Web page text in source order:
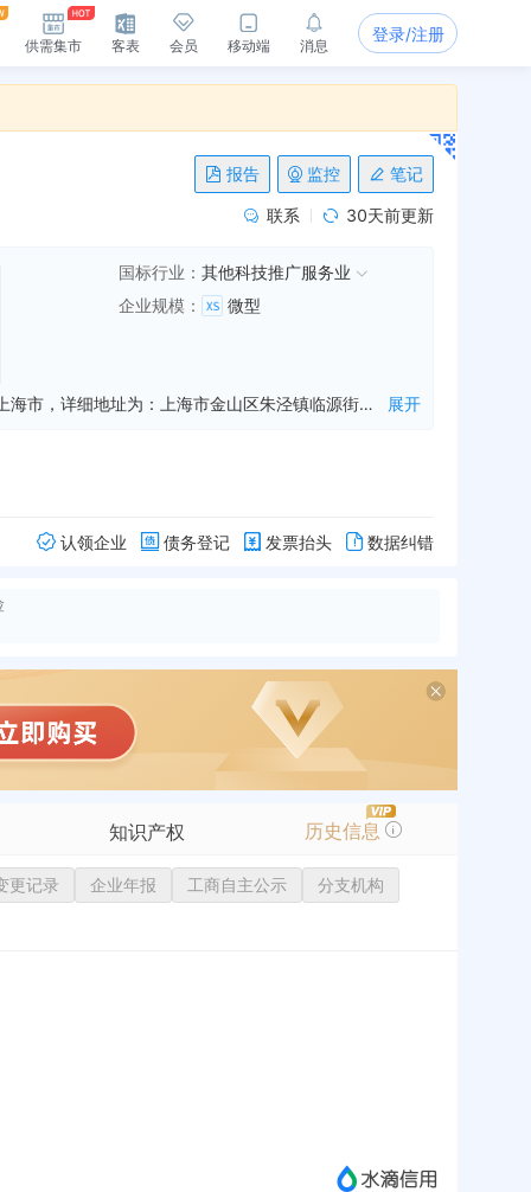
供需集市 客表 会员 移动端 消息
登录/注册
报告 监控 笔记
联系 30天前更新
国标行业： 其他科技推广服务业
企业规模 ： 微型
上海曳华教育科技有限公司是一家从事技术转让,技术咨询,技术服务等业务的公司，成立于2017年05月19日，公司坐落在上海市，详细地址为：上海市金山区朱泾镇临源街750号5幢321E;经国家企业信用信息公示系统查询得知，上海曳华教育科技有限公司的信用代码/税号为91310116MA1J9H79XA，法人是张清璐，注册资本为100.000000万人民币，企业的经营范围为:从事教育科技专业领域内技术开发、技术转让、技术咨询、技术服务，企业管理咨询，文化艺术交流策划咨询，展览展示服务，会务服务，办公文化用品、工艺美术品、字画销售。 【依法须经批准的项目，经相关部门批准后方可开展经营活动】 展开
认领企业 债务登记 发票抬头 数据纠错
知识产权 历史信息
商标信息
成为vip查看
更记录 企业年报 工商自主公示 分支机构